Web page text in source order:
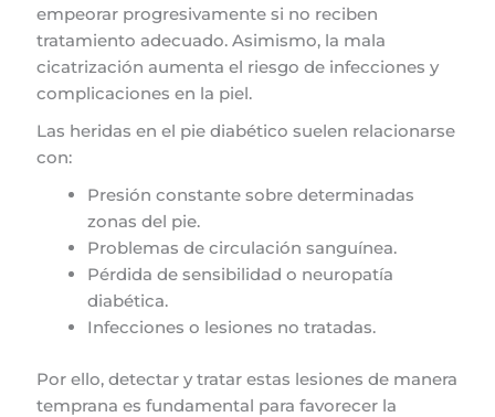
empeorar progresivamente si no reciben
tratamiento adecuado. Asimismo, la mala
cicatrización aumenta el riesgo de infecciones y
complicaciones en la piel.
Las heridas en el pie diabético suelen relacionarse
con:
Presión constante sobre determinadas
zonas del pie.
Problemas de circulación sanguínea.
Pérdida de sensibilidad o neuropatía
diabética.
Infecciones o lesiones no tratadas.
Por ello, detectar y tratar estas lesiones de manera
temprana es fundamental para favorecer la